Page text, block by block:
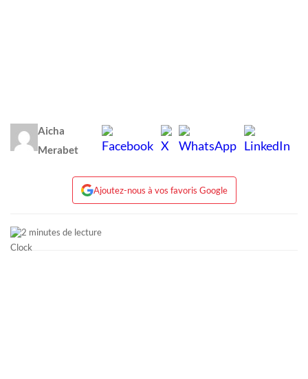
Aicha
Merabet
Ajoutez-nous à vos favoris Google
2 minutes de lecture